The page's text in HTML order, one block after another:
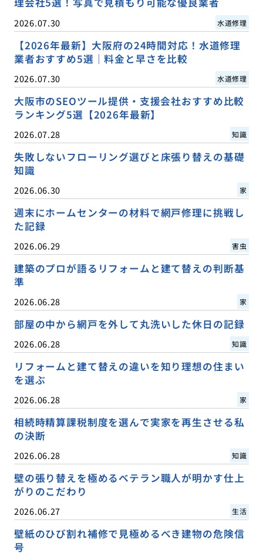
2026.07.30 水道修理
【2026年最新】大阪府の24時間対応！水道修理
業者おすすめ5選｜料金と早さを比較
2026.07.30 水道修理
大阪市のSEOツール提供・支援会社おすすめ比較
ランキング5選【2026年最新】
2026.07.28 知識
失敗しないフローリング選びと床張り替えの基礎
知識
2026.06.30 家
週末にホームセンターの材料で網戸修理に挑戦し
た記録
2026.06.29 害虫
建築のプロが語るリフォームと建て替えの判断基
準
2026.06.28 家
部屋の中から網戸を外して丸洗いした休日の記録
2026.06.28 知識
リフォームと建て替えの違いを知り理想の住まい
を選ぶ
2026.06.28 家
相続時精算課税制度を選んで実家を再生させる私
の決断
2026.06.28 知識
壁の張り替えを極めるベテラン職人が明かす仕上
がりのこだわり
2026.06.27 生活
壁紙のひび割れ補修で見極めるべき建物の危険信
号